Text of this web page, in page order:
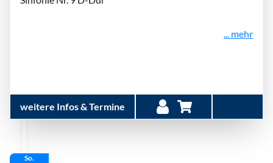
... mehr
weitere Infos & Termine
So.